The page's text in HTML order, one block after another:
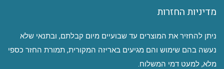
מדיניות החזרות
ניתן להחזיר את המוצרים עד שבועיים מיום קבלתם, ובתנאי שלא
נעשה בהם שימוש והם מגיעים באריזה המקורית, תמורת החזר כספי
מלא, למעט דמי המשלוח.